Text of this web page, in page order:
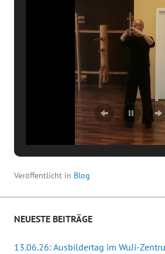
Veröffentlicht in Blog
NEUESTE BEITRÄGE
13.06.26: Ausbildertag im WuJi-